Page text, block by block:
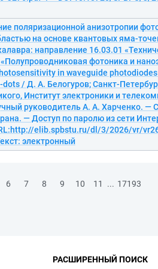
поляризационной анизотропии
на основе квантовых яма-
направление 16.03.01
фотоника и
in waveguide
/ Д. А. Белогуров; Санкт-
Институт электроники и
руководитель А. А. Харченко. —
— Доступ по паролю из сети
elib.spbstu.ru/dl/3/2026/vr/
электронный
6 7 8 9 10 11 ... 17193
РАСШИРЕННЫЙ ПОИСК